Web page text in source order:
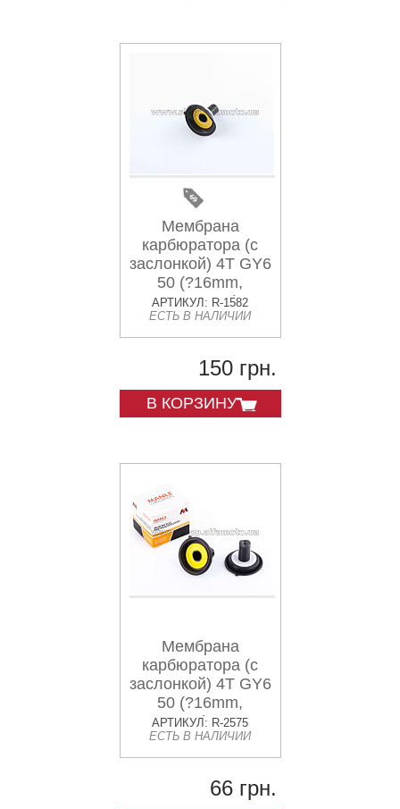
Мембрана
карбюратора (с
заслонкой) 4T GY6
50 (?16mm,
основная)
KOMATCU
АРТИКУЛ: R-1582
ЕСТЬ В НАЛИЧИИ
150 грн.
В КОРЗИНУ
Мембрана
карбюратора (с
заслонкой) 4T GY6
50 (?16mm,
основная) MANLE
АРТИКУЛ: R-2575
ЕСТЬ В НАЛИЧИИ
66 грн.